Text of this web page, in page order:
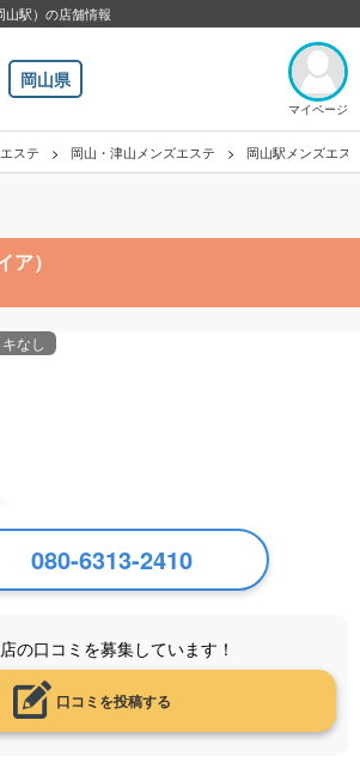
山駅）の店舗情報
岡山県
マイページ
ステ 岡山・津山メンズエステ 岡山駅メンズエス
）
キなし
080-6313-2410
の口コミを募集しています！
口コミを投稿する